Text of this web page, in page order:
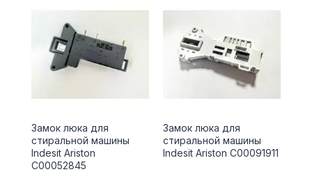
Замок люка для
стиральной машины
Indesit Ariston
C00052845
Замок люка для
стиральной машины
Indesit Ariston C00091911